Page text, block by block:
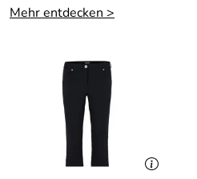
Mehr entdecken >